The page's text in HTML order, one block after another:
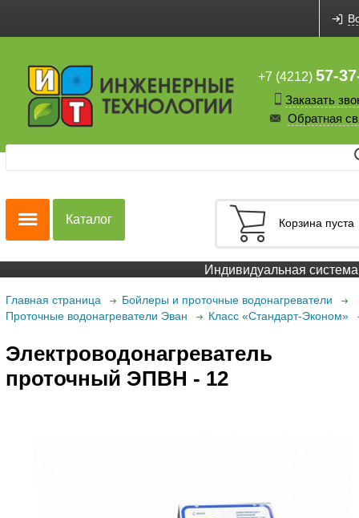
+7 (4212) 57-
Заказать
Обратная
Корзина пуста
Каталог
Индивидуальная система
Главная страница
Бойлеры и проточные водонагреватели
Проточные водонагреватели Эван
Класс «Стандарт-Эконом»
Электроводонагреватель
проточный ЭПВН - 12